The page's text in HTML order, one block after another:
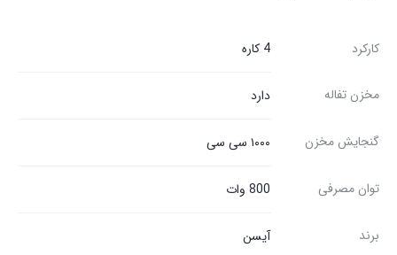
کارکرد 4 کاره
مخزن تفاله دارد
گنجایش مخزن ۱۰۰۰ سی سی
توان مصرفی 800 وات
برند آیسن